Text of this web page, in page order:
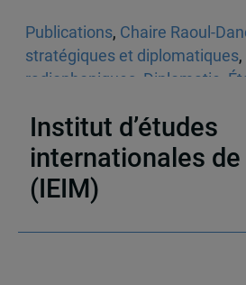
Publications, Chaire Raoul-
stratégiques et diplomatiques,
radiophoniques Diplomatie
Institut d’études
internationales de
(IEIM)